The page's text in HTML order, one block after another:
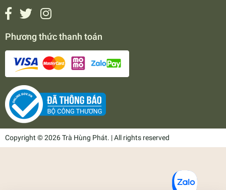
Phương thức thanh toán
Copyright © 2026 Trà Hùng Phát. | All rights reserved